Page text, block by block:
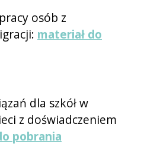
osób z
materiał do
dla szkół w
z doświadczeniem
pobrania